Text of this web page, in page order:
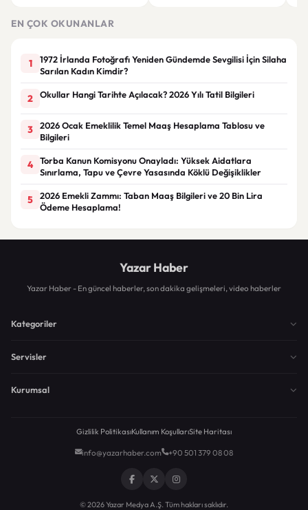
EN ÇOK OKUNANLAR
1
1972 İrlanda Fotoğrafı Yeniden Gündemde Sevgilisi İçin Silaha
Sarılan Kadın Kimdir?
2 Okullar Hangi Tarihte Açılacak? 2026 Yılı Tatil Bilgileri
3
2026 Ocak Emeklilik Temel Maaş Hesaplama Tablosu ve
Bilgileri
4
Torba Kanun Komisyonu Onayladı: Yüksek Aidatlara
Sınırlama, Tapu ve Çevre Yasasında Köklü Değişiklikler
5
2026 Emekli Zammı: Taban Maaş Bilgileri ve 20 Bin Lira
Ödeme Hesaplama!
Yazar Haber
Yazar Haber - En güncel haberler, son dakika gelişmeleri, video haberler
Kategoriler
Servisler
Kurumsal
Gizlilik PolitikasıKullanım KoşullarıSite Haritası
info@yazarhaber.com +90 501 379 08 08
© 2026 Yazar Medya A.Ş. Tüm hakları saklıdır.